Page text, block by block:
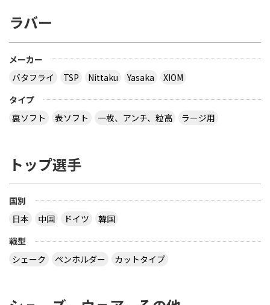
ラバー
メーカー
バタフライ
TSP Nittaku Yasaka
XIOM
タイプ
裏ソフト
表ソフト 一枚、アンチ、粒高 ラージ用
トップ選手
国別
日本
中国 ドイツ
韓国
戦型
シェーク
ペンホルダー カットタイプ